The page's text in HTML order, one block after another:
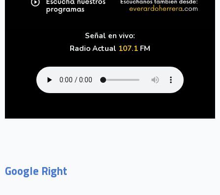
Señal en vivo:
Radio Actual 107.1 FM
Google Right